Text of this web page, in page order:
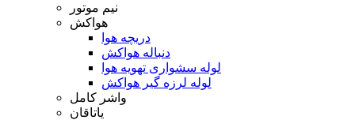
نیم موتور
هواکش
دریچه هوا
دنباله هواکش
لوله سشواری تهویه هوا
لوله لرزه گیر هواکش
واشر کامل
یاتاقان